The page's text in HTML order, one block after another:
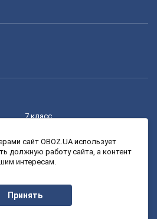
7 класс
9 класс
сайт OBOZ.UA использует
должную работу сайта, а контент
интересам.
Принять